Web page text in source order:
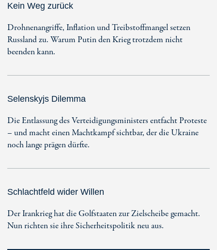
Kein Weg zurück
Drohnenangriffe, Inflation und Treibstoffmangel setzen
Russland zu. Warum Putin den Krieg trotzdem nicht
beenden kann.
Selenskyjs Dilemma
Die Entlassung des Verteidigungsministers entfacht Proteste
– und macht einen Machtkampf sichtbar, der die Ukraine
noch lange prägen dürfte.
Schlachtfeld wider Willen
Der Irankrieg hat die Golfstaaten zur Zielscheibe gemacht.
Nun richten sie ihre Sicherheitspolitik neu aus.